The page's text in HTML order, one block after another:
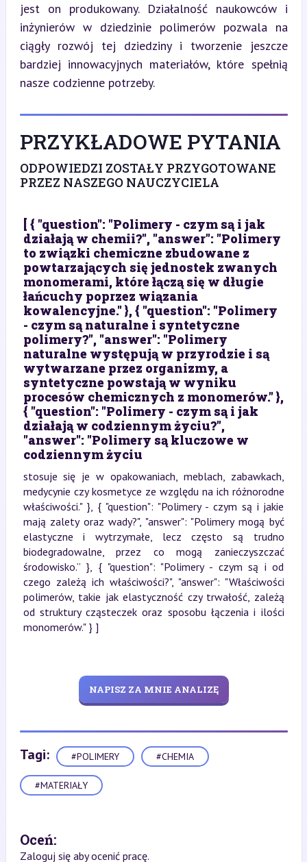
jest on produkowany. Działalność naukowców i
inżynierów w dziedzinie polimerów pozwala na
ciągły rozwój tej dziedziny i tworzenie jeszcze
bardziej innowacyjnych materiałów, które spełnią
nasze codzienne potrzeby.
PRZYKŁADOWE PYTANIA
ODPOWIEDZI ZOSTAŁY PRZYGOTOWANE
PRZEZ NASZEGO NAUCZYCIELA
[ { "question": "Polimery - czym są i jak
działają w chemii?", "answer": "Polimery
to związki chemiczne zbudowane z
powtarzających się jednostek zwanych
monomerami, które łączą się w długie
łańcuchy poprzez wiązania
kowalencyjne." }, { "question": "Polimery
- czym są naturalne i syntetyczne
polimery?", "answer": "Polimery
naturalne występują w przyrodzie i są
wytwarzane przez organizmy, a
syntetyczne powstają w wyniku
procesów chemicznych z monomerów." },
{ "question": "Polimery - czym są i jak
działają w codziennym życiu?",
"answer": "Polimery są kluczowe w
codziennym życiu
stosuje się je w opakowaniach, meblach, zabawkach,
medycynie czy kosmetyce ze względu na ich różnorodne
właściwości." }, { "question": "Polimery - czym są i jakie
mają zalety oraz wady?", "answer": "Polimery mogą być
elastyczne i wytrzymałe, lecz często są trudno
biodegradowalne, przez co mogą zanieczyszczać
środowisko.” }, { "question": "Polimery - czym są i od
czego zależą ich właściwości?", "answer": "Właściwości
polimerów, takie jak elastyczność czy trwałość, zależą
od struktury cząsteczek oraz sposobu łączenia i ilości
monomerów." } ]
NAPISZ ZA MNIE ANALIZĘ
Tagi: #POLIMERY #CHEMIA
#MATERIAŁY
Oceń:
Zaloguj się aby ocenić pracę.